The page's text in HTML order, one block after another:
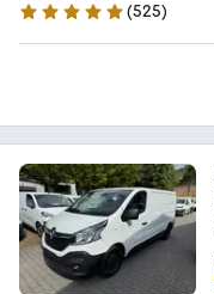
4.9 Sterne
(525)